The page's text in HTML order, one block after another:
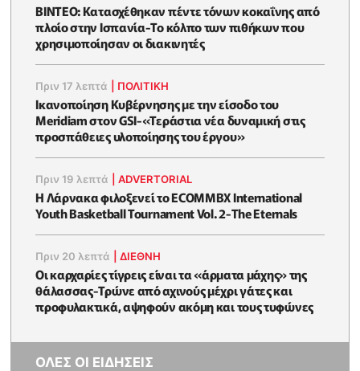
ΒΙΝΤΕΟ: Κατασχέθηκαν πέντε τόνων κοκαΐνης από
πλοίο στην Ισπανία-Το κόλπο των πιθήκων που
χρησιμοποίησαν οι διακινητές
Πριν 17 λεπτά ΠΟΛΙΤΙΚΗ
Ικανοποίηση Κυβέρνησης με την είσοδο του
Meridiam στον GSI-«Τεράστια νέα δυναμική στις
προσπάθειες υλοποίησης του έργου»
Πριν 19 λεπτά |ADVERTORIAL
Η Λάρνακα φιλοξενεί το ECOMMBX International
Youth Basketball Tournament Vol. 2-The Eternals
Πριν 20 λεπτά |ΔΙΕΘΝΗ
Οι καρχαρίες τίγρεις είναι τα «άρματα μάχης» της
θάλασσας-Τρώνε από αχινούς μέχρι γάτες και
προφυλακτικά, αψηφούν ακόμη και τους τυφώνες
ΟΛΕΣ ΟΙ ΕΙΔΗΣΕΙΣ